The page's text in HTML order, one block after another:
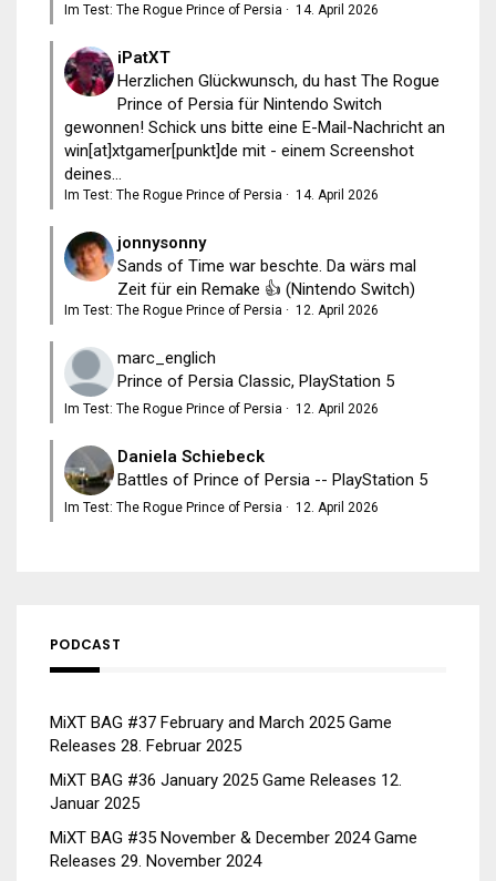
Im Test: The Rogue Prince of Persia · 14. April 2026
iPatXT
Herzlichen Glückwunsch, du hast The Rogue
Prince of Persia für Nintendo Switch
gewonnen! Schick uns bitte eine E-Mail-Nachricht an
win[at]xtgamer[punkt]de mit - einem Screenshot
deines...
Im Test: The Rogue Prince of Persia · 14. April 2026
jonnysonny
Sands of Time war beschte. Da wärs mal
Zeit für ein Remake 👍 (Nintendo Switch)
Im Test: The Rogue Prince of Persia · 12. April 2026
marc_englich
Prince of Persia Classic, PlayStation 5
Im Test: The Rogue Prince of Persia · 12. April 2026
Daniela Schiebeck
Battles of Prince of Persia -- PlayStation 5
Im Test: The Rogue Prince of Persia · 12. April 2026
PODCAST
MiXT BAG #37 February and March 2025 Game
Releases 28. Februar 2025
MiXT BAG #36 January 2025 Game Releases 12.
Januar 2025
MiXT BAG #35 November & December 2024 Game
Releases 29. November 2024